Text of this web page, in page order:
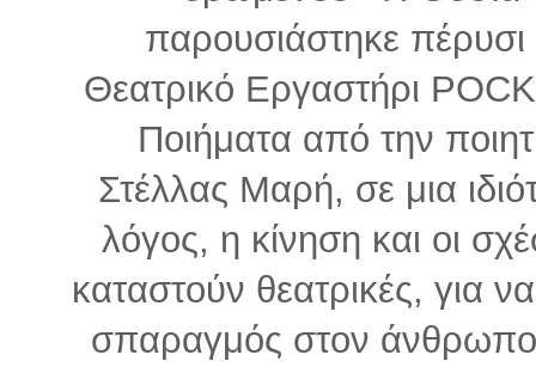
παρουσιάστηκε
Θεατρικό Εργαστήρι
Ποιήματα από την
Στέλλας Μαρή, σε μια
λόγος, η κίνηση και οι
καταστούν θεατρικές, για
σπαραγμός στον